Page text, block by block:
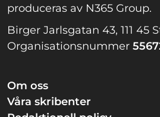
produceras av N365 Group.
Birger Jarlsgatan 43, 111 45
Organisationsnummer
Om oss
Våra skribenter